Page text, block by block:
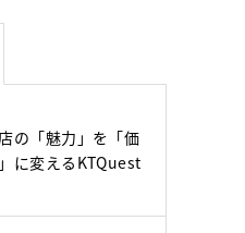
の「魅力」を「価
に変えるKTQuest